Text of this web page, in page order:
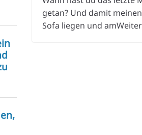
getan? Und damit
Sofa liegen und